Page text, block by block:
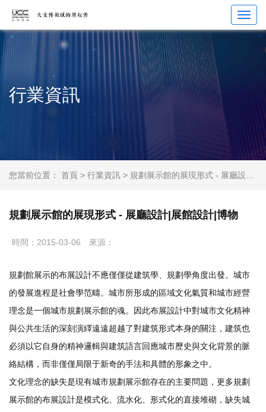
行業資訊
您當前位置： 首頁 > 行業資訊 > 規劃展示館的展現形式 - 展廳設計|展館設計|博物
規劃展示館的展現形式 - 展廳設計|展館設計|博物
時間：2015-03-06 來源：
規劃館展示的布展設計不應僅僅從建筑學、規劃學角度出發。城市
的發展進程是社會學范疇。城市所形成的區域文化氣質和城市經營
理念是一個城市規劃展示館的魂。因此布展設計中對城市文化精神
與公共生活的深刻演繹遠遠超越了對建筑形式本身的關注，建筑也
必須以它自身的精神邏輯與建筑語言回應城市歷史與文化背景的脈
絡結構，而非僅僅局限于新奇的手法和具體的形象之中。
文化理念的缺失是現有城市規劃展示館存在的主要問題，更多規劃
展示館的布展設計是模式化、流水化、形式化的直接堆砌，缺失城